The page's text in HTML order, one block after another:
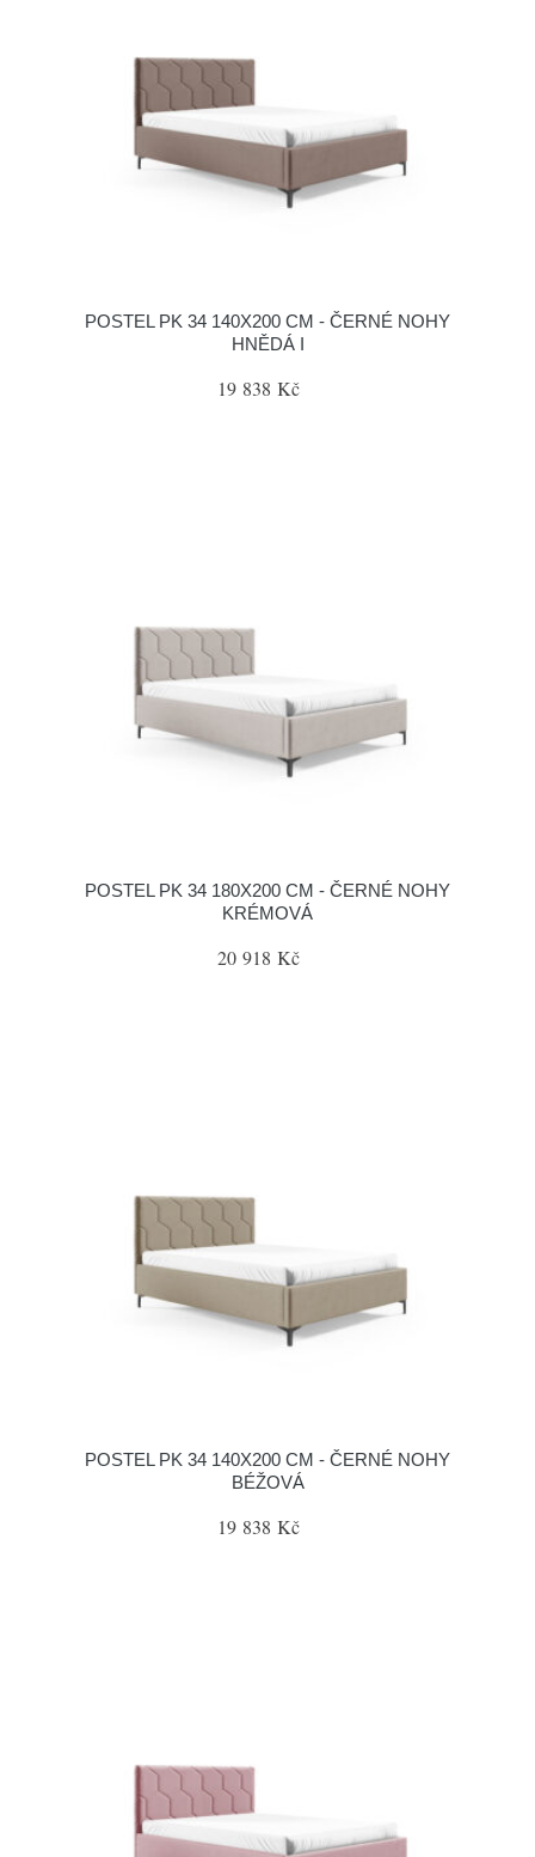
POSTEL PK 34 140X200 CM - ČERNÉ NOHY
HNĚDÁ I
19 838 Kč
POSTEL PK 34 180X200 CM - ČERNÉ NOHY
KRÉMOVÁ
20 918 Kč
POSTEL PK 34 140X200 CM - ČERNÉ NOHY
BÉŽOVÁ
19 838 Kč